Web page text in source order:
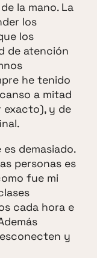
la mano. La
los
los
de atención
he tenido
a mitad
exacto), y de
demasiado.
personas es
fue mi
cada hora e
y